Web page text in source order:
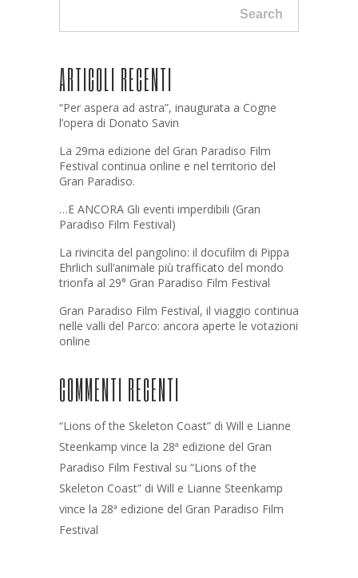
Search
ARTICOLI RECENTI
“Per aspera ad astra”, inaugurata a Cogne
l’opera di Donato Savin
La 29ma edizione del Gran Paradiso Film
Festival continua online e nel territorio del
Gran Paradiso.
…E ANCORA Gli eventi imperdibili (Gran
Paradiso Film Festival)
La rivincita del pangolino: il docufilm di Pippa
Ehrlich sull’animale più trafficato del mondo
trionfa al 29° Gran Paradiso Film Festival
Gran Paradiso Film Festival, il viaggio continua
nelle valli del Parco: ancora aperte le votazioni
online
COMMENTI RECENTI
“Lions of the Skeleton Coast” di Will e Lianne
Steenkamp vince la 28ª edizione del Gran
Paradiso Film Festival su “Lions of the
Skeleton Coast” di Will e Lianne Steenkamp
vince la 28ª edizione del Gran Paradiso Film
Festival